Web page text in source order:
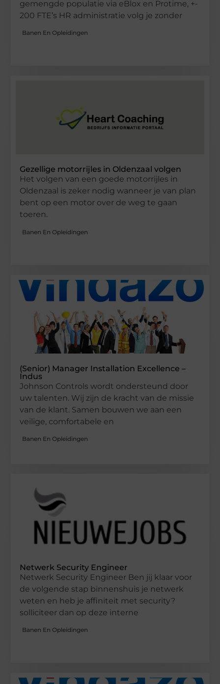
gemengde populatie via eBlox en Protime, +-
200 FTE’s HR administratie volg je zonder
Banen En Opleidingen
Gezellige motorrijles in Oldenzaal volgen
Het volgen van een goede motorrijles in
Oldenzaal is zeker nodig wanneer je van plan
bent op een motor over de weg te gaan
toeren.
Banen En Opleidingen
(Senior) Manager Installation Excellence –
Indus
Johnson Controls wordt ondersteund door
uw talenten. Wij zijn de kracht van de missie
van de klant. Samen bouwen we aan een
veilige, comfortabele en
Banen En Opleidingen
Netwerk Security Engineer
Netwerk Security Engineer Ben jij klaar voor
de volgende stap binnenshuis je netwerk
weten en heb je affiniteit met security?
solliciteer dan op deze interne
Banen En Opleidingen